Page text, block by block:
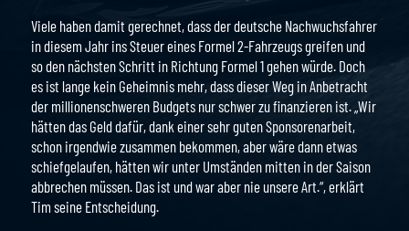
Viele haben damit gerechnet, dass der deutsche Nachwuchsfahrer
in diesem Jahr ins Steuer eines Formel 2-Fahrzeugs greifen und
so den nächsten Schritt in Richtung Formel 1 gehen würde. Doch
es ist lange kein Geheimnis mehr, dass dieser Weg in Anbetracht
der millionenschweren Budgets nur schwer zu finanzieren ist. „Wir
hätten das Geld dafür, dank einer sehr guten Sponsorenarbeit,
schon irgendwie zusammen bekommen, aber wäre dann etwas
schiefgelaufen, hätten wir unter Umständen mitten in der Saison
abbrechen müssen. Das ist und war aber nie unsere Art.“, erklärt
Tim seine Entscheidung.